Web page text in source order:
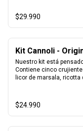
$29.990
Kit Cannoli -
Nuestro kit está
Contiene cinco
licor de marsala, ricotta
pistacho y una exquisita
pistacho.
$24.990